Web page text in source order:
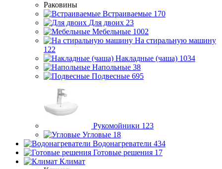
Раковины
Встраиваемые 170
Для двоих 23
Мебельные 1002
На стиральную машину
122
Накладные (чаша) 1034
Напольные 38
Подвесные 695
Рукомойники 123
Угловые 18
Водонагреватели 434
Готовые решения 17
Климат